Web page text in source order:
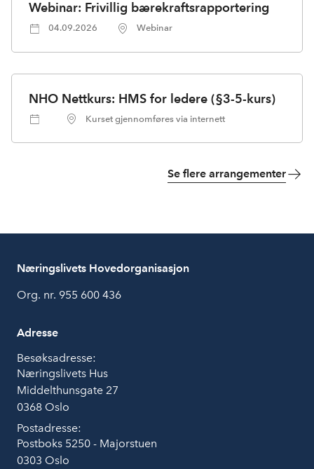
Webinar: Frivillig bærekraftsrapportering
04.09.2026 Webinar
NHO Nettkurs: HMS for ledere (§3-5-kurs)
Kurset gjennomføres via internett
Se flere arrangementer
Næringslivets Hovedorganisasjon
Org. nr. 955 600 436
Adresse
Besøksadresse:
Næringslivets Hus
Middelthunsgate 27
0368 Oslo
Postadresse:
Postboks 5250 - Majorstuen
0303 Oslo